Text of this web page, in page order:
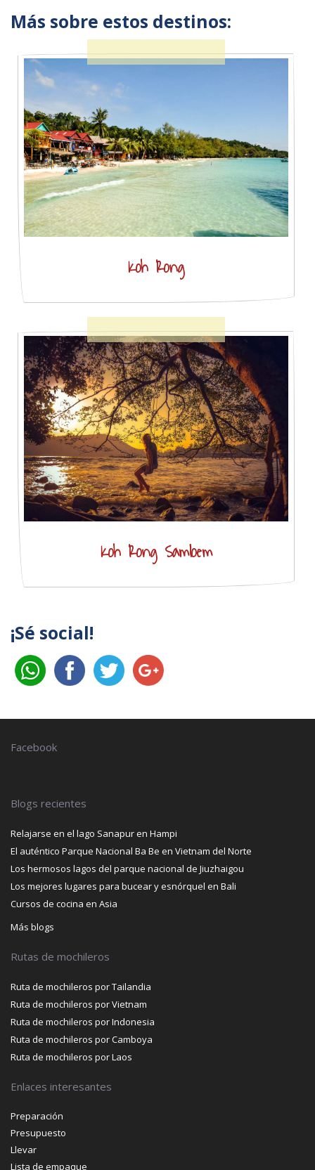
Más sobre estos destinos:
Koh Rong
Koh Rong Samloem
¡Sé social!
Facebook
Blogs recientes
Relajarse en el lago Sanapur en Hampi
El auténtico Parque Nacional Ba Be en Vietnam del Norte
Los hermosos lagos del parque nacional de Jiuzhaigou
Los mejores lugares para bucear y esnórquel en Bali
Cursos de cocina en Asia
Más blogs
Rutas de mochileros
Ruta de mochileros por Tailandia
Ruta de mochileros por Vietnam
Ruta de mochileros por Indonesia
Ruta de mochileros por Camboya
Ruta de mochileros por Laos
Enlaces interesantes
Preparación
Presupuesto
Llevar
Lista de empaque